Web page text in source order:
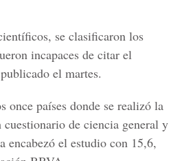
se clasificaron los
incapaces de citar el
el martes.
once países donde se realizó la
cuestionario de ciencia general y
encabezó el estudio con 15,6,